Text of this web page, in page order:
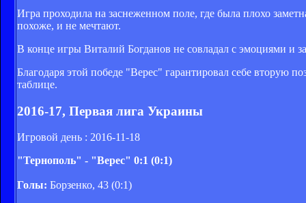
Игра проходила на заснеженном поле, где была плохо
похоже, и не мечтают.
В конце игры Виталий Богданов не совладал с эмоциями и
Благодаря этой победе "Верес" гарантировал себе вторую
таблице.
2016-17, Первая лига Украины
Игровой день : 2016-11-18
"Тернополь" - "Верес" 0:1 (0:1)
Голы: Борзенко, 43 (0:1)